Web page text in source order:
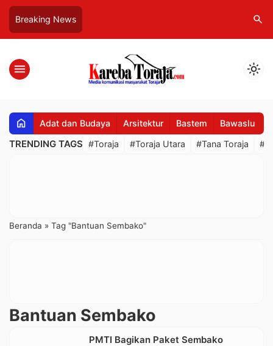
Breaking News search
menu light_mode
home Adat dan Budaya Arsitektur Bastem Bawaslu
TRENDING TAGS #Toraja #Toraja Utara #Tana Toraja
Beranda » Tag "Bantuan Sembako"
Bantuan Sembako
PMTI Bagikan Paket Sembako